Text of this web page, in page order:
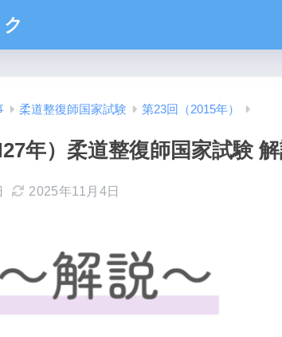
柔道整復師国家試験 第23回（2015年）
年）柔道整復師国家試験 解
2025年11月4日